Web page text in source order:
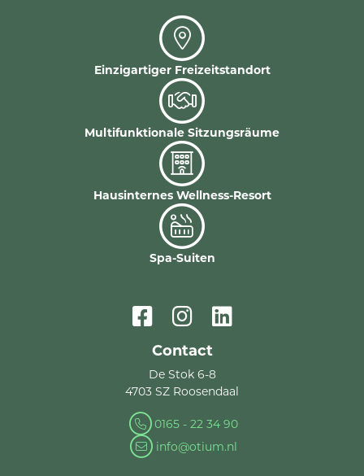
Einzigartiger Freizeitstandort
Multifunktionale Sitzungsräume
Hausinternes Wellness-Resort
Spa-Suiten
Contact
De Stok 6-8
4703 SZ Roosendaal
0165 - 22 34 90
info@otium.nl